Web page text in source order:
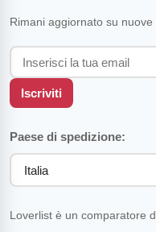
Rimani aggiornato su nuove
Iscriviti
Paese di spedizione:
Loverlist è un comparatore